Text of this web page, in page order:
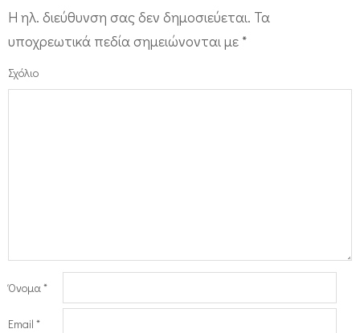
Η ηλ. διεύθυνση σας δεν δημοσιεύεται. Τα
υποχρεωτικά πεδία σημειώνονται με *
Σχόλιο
Όνομα*
Email *